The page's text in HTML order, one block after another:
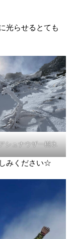
光らせるとても
シュナウザー樹氷
みください☆